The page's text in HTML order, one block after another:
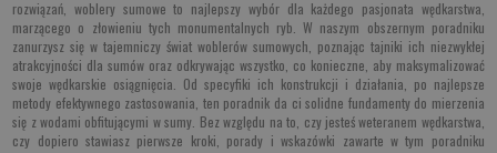
rozwiązań, woblery sumowe to najlepszy wybór dla każdego pasjonata wędkarstwa,
marzącego o złowieniu tych monumentalnych ryb. W naszym obszernym poradniku
zanurzysz się w tajemniczy świat woblerów sumowych, poznając tajniki ich niezwykłej
atrakcyjności dla sumów oraz odkrywając wszystko, co konieczne, aby maksymalizować
swoje wędkarskie osiągnięcia. Od specyfiki ich konstrukcji i działania, po najlepsze
metody efektywnego zastosowania, ten poradnik da ci solidne fundamenty do mierzenia
się z wodami obfitującymi w sumy. Bez względu na to, czy jesteś weteranem wędkarstwa,
czy dopiero stawiasz pierwsze kroki, porady i wskazówki zawarte w tym poradniku